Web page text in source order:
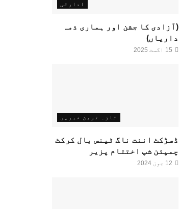
ادارتی
(آزادی کا جشن اور ہماری ذمہ
داریاں)
تازہ ترین خبریں
ڈسڑکٹ اننت ناگ ٹینس بال کرکٹ
چمپئن شپ اختتام پزیر